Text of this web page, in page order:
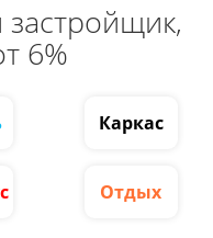
6%
Каркас
Отдых